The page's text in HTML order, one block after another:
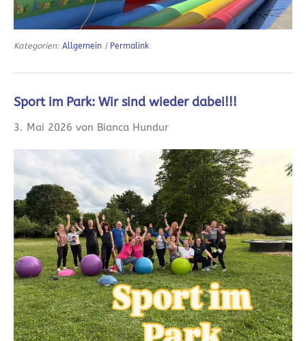
Kategorien: Allgemein | Permalink
Sport im Park: Wir sind wieder dabei!!!
3. Mai 2026 von Bianca Hundur